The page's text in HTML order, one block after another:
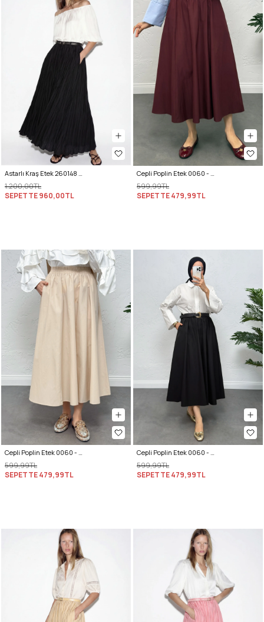
Astarlı Kraş Etek 260148 - SİYAH
1.200,00TL
SEPETTE960,00TL
Cepli Poplin Etek 0060 - BORDO
599,99TL
SEPETTE479,99TL
Cepli Poplin Etek 0060 - EKRU
599,99TL
SEPETTE479,99TL
Cepli Poplin Etek 0060 - SİYAH
599,99TL
SEPETTE479,99TL